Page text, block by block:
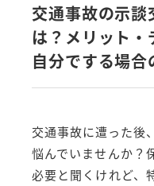
交通事故の示談
は？メリット・
自分でする場
交通事故に遭った後
悩んでいませんか？
必要と聞くけれど、